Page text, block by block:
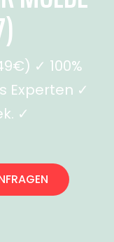
✓ 100%
Experten ✓
✓